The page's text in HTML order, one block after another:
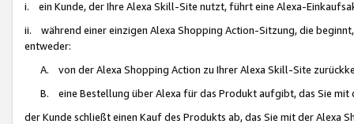
i. ein Kunde, der Ihre Alexa Skill-Site nutzt, führt eine Alexa-
ii. während einer einzigen Alexa Shopping Action-Sitzung, die
entweder:
A. von der Alexa Shopping Action zu Ihrer Alexa Skill-Site
B. eine Bestellung über Alexa für das Produkt aufgibt, das Sie mit
der Kunde schließt einen Kauf des Produkts ab, das Sie mit der Alexa